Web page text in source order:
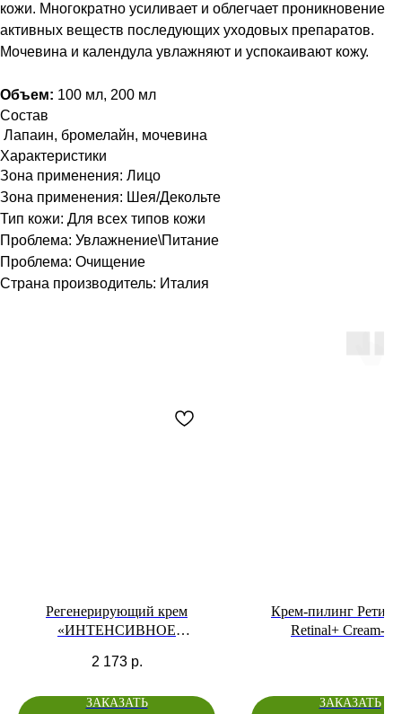
кожи. Многократно усиливает и облегчает проникновение
активных веществ последующих уходовых препаратов.
Мочевина и календула увлажняют и успокаивают кожу.
Объем: 100 мл, 200 мл
Состав
Лапаин, бромелайн, мочевина
Характеристики
Зона применения: Лицо
Зона применения: Шея/Декольте
Тип кожи: Для всех типов кожи
Проблема: Увлажнение\Питание
Проблема: Очищение
Страна производитель: Италия
Регенерирующий крем
«ИНТЕНСИВНОЕ
2 173 р.
ЗАКАЗАТЬ
Крем-пилинг
Retinal+ Cream-
ЗАКАЗАТЬ